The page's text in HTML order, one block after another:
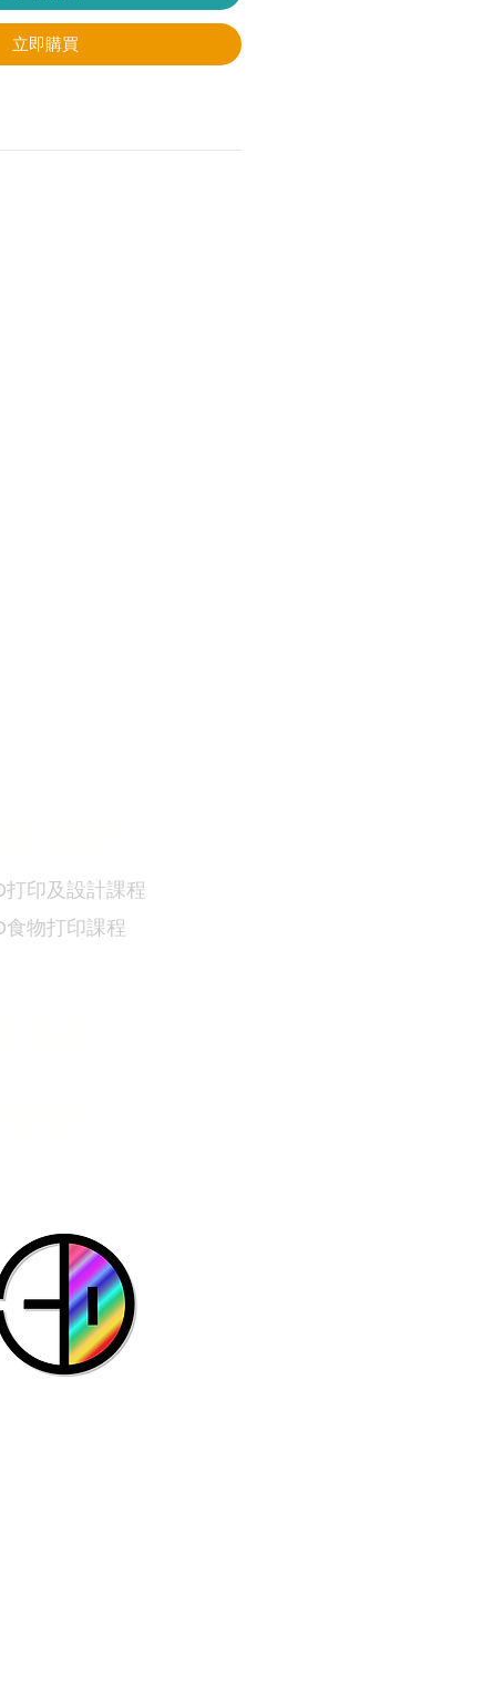
立即購買
打印及設計課程
食物打印課程